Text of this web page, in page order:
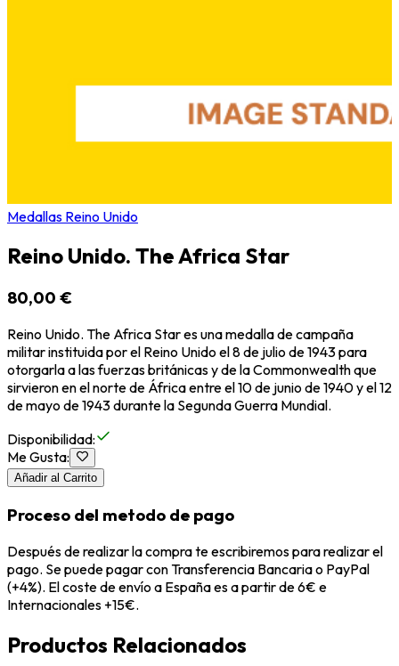
Medallas Reino Unido
Reino Unido. The Africa Star
80,00 €
Reino Unido. The Africa Star es una medalla de campaña
militar instituida por el Reino Unido el 8 de julio de 1943 para
otorgarla a las fuerzas británicas y de la Commonwealth que
sirvieron en el norte de África entre el 10 de junio de 1940 y el 12
de mayo de 1943 durante la Segunda Guerra Mundial.
Disponibilidad:
Me Gusta:
Añadir al Carrito
Proceso del metodo de pago
Después de realizar la compra te escribiremos para realizar el
pago. Se puede pagar con Transferencia Bancaria o PayPal
(+4%). El coste de envío a España es a partir de 6€ e
Internacionales +15€.
Productos Relacionados